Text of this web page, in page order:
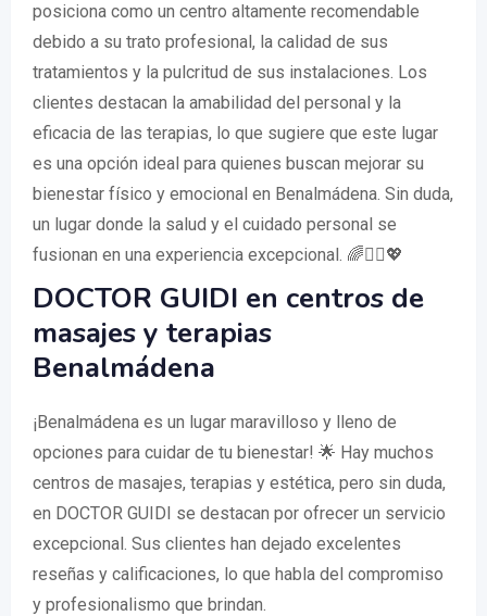
posiciona como un centro altamente recomendable
debido a su trato profesional, la calidad de sus
tratamientos y la pulcritud de sus instalaciones. Los
clientes destacan la amabilidad del personal y la
eficacia de las terapias, lo que sugiere que este lugar
es una opción ideal para quienes buscan mejorar su
bienestar físico y emocional en Benalmádena. Sin duda,
un lugar donde la salud y el cuidado personal se
fusionan en una experiencia excepcional. 🌈💆‍♀️💖
DOCTOR GUIDI en centros de
masajes y terapias
Benalmádena
¡Benalmádena es un lugar maravilloso y lleno de
opciones para cuidar de tu bienestar! 🌟 Hay muchos
centros de masajes, terapias y estética, pero sin duda,
en DOCTOR GUIDI se destacan por ofrecer un servicio
excepcional. Sus clientes han dejado excelentes
reseñas y calificaciones, lo que habla del compromiso
y profesionalismo que brindan.